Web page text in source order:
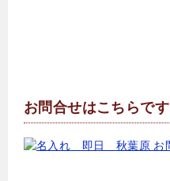
お問合せはこちらです